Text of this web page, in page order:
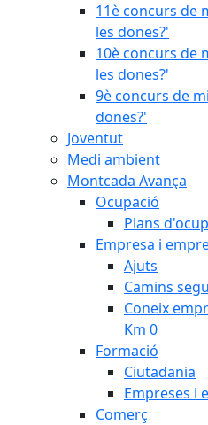
11è concurs de
les dones?'
10è concurs de
les dones?'
9è concurs de
dones?'
Joventut
Medi ambient
Montcada Avança
Ocupació
Plans
Empresa i
Ajuts
Camins
Coneix
Km 0
Formació
Ciutadania
Empreses i
Comerç